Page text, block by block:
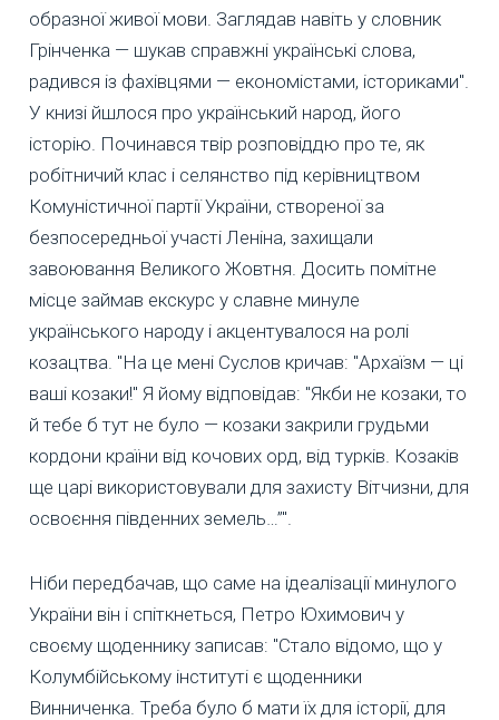
образної живої мови. Заглядав навіть у словник
Грінченка — шукав справжні українські слова,
радився із фахівцями — економістами, істориками".
У книзі йшлося про український народ, його
історію. Починався твір розповіддю про те, як
робітничий клас і селянство під керівництвом
Комуністичної партії України, створеної за
безпосередньої участі Леніна, захищали
завоювання Великого Жовтня. Досить помітне
місце займав екскурс у славне минуле
українського народу і акцентувалося на ролі
козацтва. "На це мені Суслов кричав: "Архаїзм — ці
ваші козаки!" Я йому відповідав: "Якби не козаки, то
й тебе б тут не було — козаки закрили грудьми
кордони країни від кочових орд, від турків. Козаків
ще царі використовували для захисту Вітчизни, для
освоєння південних земель…”".
Ніби передбачав, що саме на ідеалізації минулого
України він і спіткнеться, Петро Юхимович у
своєму щоденнику записав: "Стало відомо, що у
Колумбійському інституті є щоденники
Винниченка. Треба було б мати їх для історії, для